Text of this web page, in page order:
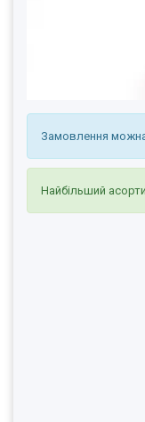
Замовлення
Найбільший